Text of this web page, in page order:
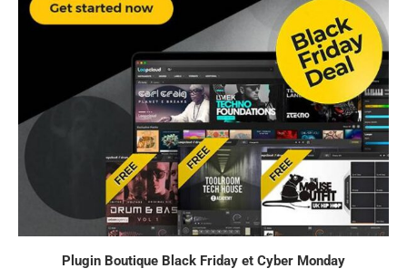
Plugin Boutique Black Friday et Cyber Monday